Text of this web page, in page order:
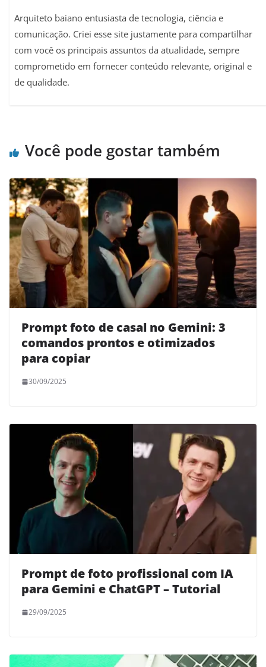
Arquiteto baiano entusiasta de tecnologia, ciência e
comunicação. Criei esse site justamente para compartilhar
com você os principais assuntos da atualidade, sempre
comprometido em fornecer conteúdo relevante, original e
de qualidade.
Você pode gostar também
Prompt foto de casal no Gemini: 3
comandos prontos e otimizados
para copiar
30/09/2025
Prompt de foto profissional com IA
para Gemini e ChatGPT – Tutorial
29/09/2025